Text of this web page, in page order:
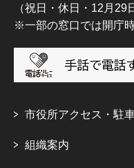
（祝日・休日・12月29
※一部の窓口では開庁
市役所アクセス・駐
組織案内